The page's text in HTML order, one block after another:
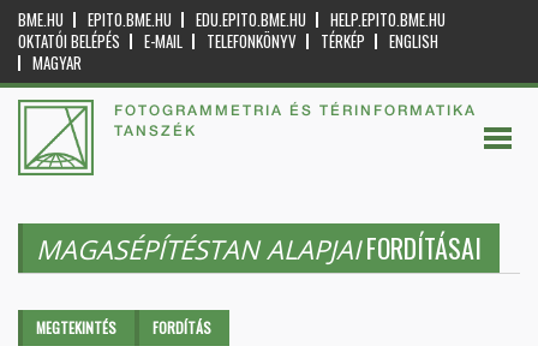
BME.HU EPITO.BME.HU EDU.EPITO.BME.HU
HELP.EPITO.BME.HU
OKTATÓI BELÉPÉS
E-MAIL TELEFONKÖNYV TÉRKÉP
ENGLISH
MAGYAR
FOTOGRAMMETRIA ÉS TÉRINFORMATIKA
TANSZÉK
MAGASÉPÍTÉSTAN ALAPJAIFORDÍTÁSAI
Elsődleges fülek
MEGTEKINTÉS FORDÍTÁS